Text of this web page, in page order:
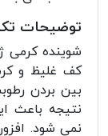
توضیحات
شوینده کرمی
کف غلیظ و
بین بردن
نتیجه
نمی شود.